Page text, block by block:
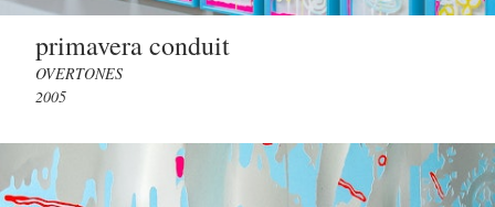
primavera conduit
OVERTONES
2005